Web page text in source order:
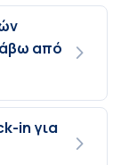
από
in για